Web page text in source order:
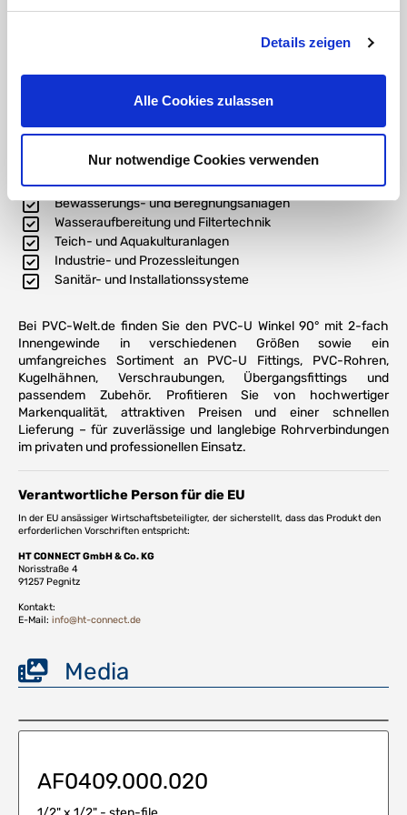
Details zeigen
Alle Cookies zulassen
Nur notwendige Cookies verwenden
UV-Strahlung
Ideal für Druckrohrsysteme in der Wassertechnik
Erhältlich in verschiedenen Nennweiten
Typische Einsatzbereiche
Pool- und Schwimmbadtechnik
Bewässerungs- und Beregnungsanlagen
Wasseraufbereitung und Filtertechnik
Teich- und Aquakulturanlagen
Industrie- und Prozessleitungen
Sanitär- und Installationssysteme
Bei PVC-Welt.de finden Sie den PVC-U Winkel 90° mit 2-fach
Innengewinde in verschiedenen Größen sowie ein
umfangreiches Sortiment an PVC-U Fittings, PVC-Rohren,
Kugelhähnen, Verschraubungen, Übergangsfittings und
passendem Zubehör. Profitieren Sie von hochwertiger
Markenqualität, attraktiven Preisen und einer schnellen
Lieferung – für zuverlässige und langlebige Rohrverbindungen
im privaten und professionellen Einsatz.
Verantwortliche Person für die EU
In der EU ansässiger Wirtschaftsbeteiligter, der sicherstellt, dass das Produkt den
erforderlichen Vorschriften entspricht:
HT CONNECT GmbH & Co. KG
Norisstraße 4
91257 Pegnitz
Kontakt:
E-Mail: info@ht-connect.de
Media
AF0409.000.020